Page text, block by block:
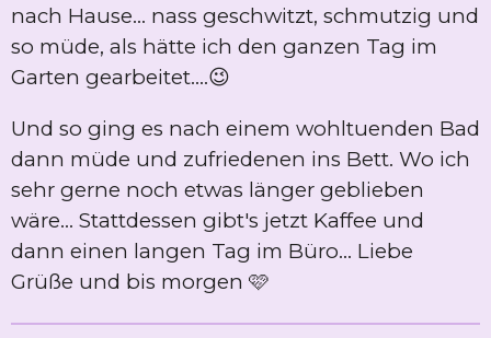
nach Hause... nass geschwitzt, schmutzig und
so müde, als hätte ich den ganzen Tag im
Garten gearbeitet....😉
Und so ging es nach einem wohltuenden Bad
dann müde und zufriedenen ins Bett. Wo ich
sehr gerne noch etwas länger geblieben
wäre... Stattdessen gibt's jetzt Kaffee und
dann einen langen Tag im Büro... Liebe
Grüße und bis morgen 🩷